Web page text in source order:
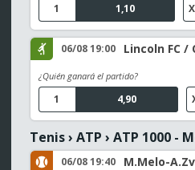
1,10
1 X
06/08 19:00 Lincoln FC /
¿Quién ganará el partido?
4,90
1
Tenis› ATP › ATP 1000 -
06/08 19:40 M.Melo-